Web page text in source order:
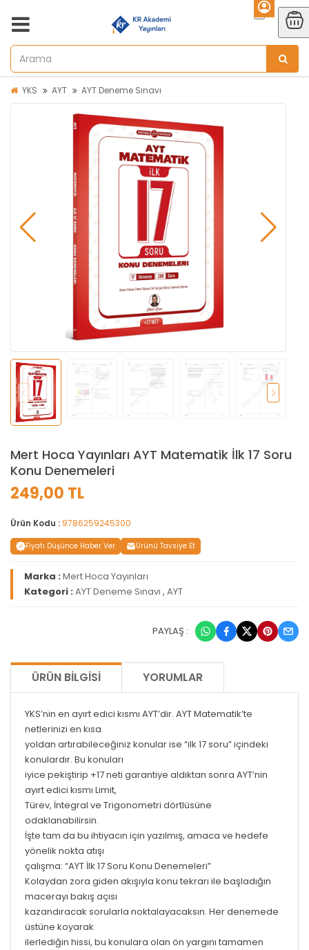
YKS AYT AYT Deneme Sınavı
Mert Hoca Yayınları AYT Matematik İlk 17 Soru
Konu Denemeleri
249,00 TL
Ürün Kodu : 9786259245300
Fiyatı Düşünce Haber Ver Ürünü Tavsiye Et
Marka :Mert Hoca Yayınları
Kategori :AYT Deneme Sınavı , AYT
PAYLAŞ :
ÜRÜN BILGISI YORUMLAR
YKS’nin en ayırt edici kısmı AYT’dir. AYT Matematik’te
netlerinizi en kısa
yoldan artırabileceğiniz konular ise “ilk 17 soru” içindeki
konulardır. Bu konuları
iyice pekiştirip +17 neti garantiye aldıktan sonra AYT’nin
ayırt edici kısmı Limit,
Türev, İntegral ve Trigonometri dörtlüsüne
odaklanabilirsin.
İşte tam da bu ihtiyacın için yazılmış, amaca ve hedefe
yönelik nokta atışı
çalışma: “AYT İlk 17 Soru Konu Denemeleri”
Kolaydan zora giden akışıyla konu tekrarı ile başladığın
macerayı bakış açısı
kazandıracak sorularla noktalayacaksın. Her denemede
üstüne koyarak
ilerlediğin hissi, bu konulara olan ön yargını tamamen